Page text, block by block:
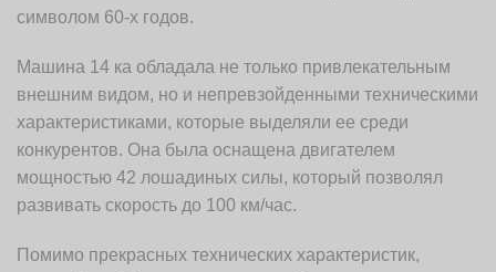
символом 60-х годов.
Машина 14 ка обладала не только привлекательным
внешним видом, но и непревзойденными техническими
характеристиками, которые выделяли ее среди
конкурентов. Она была оснащена двигателем
мощностью 42 лошадиных силы, который позволял
развивать скорость до 100 км/час.
Помимо прекрасных технических характеристик,